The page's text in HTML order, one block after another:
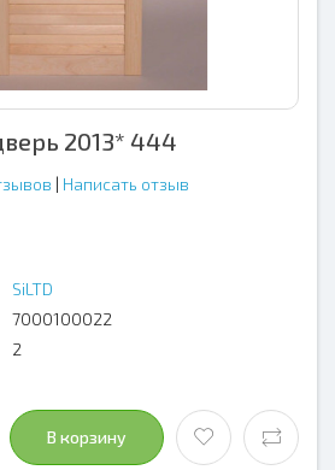
2013* 444
| Написать отзыв
SiLTD
7000100022
2
В корзину